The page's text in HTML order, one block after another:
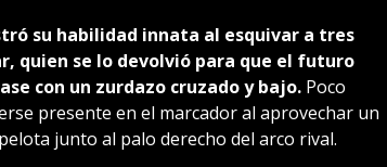
su habilidad innata al esquivar a tres
quien se lo devolvió para que el futuro
con un zurdazo cruzado y bajo.Poco
presente en el marcador al aprovechar un
junto al palo derecho del arco rival.